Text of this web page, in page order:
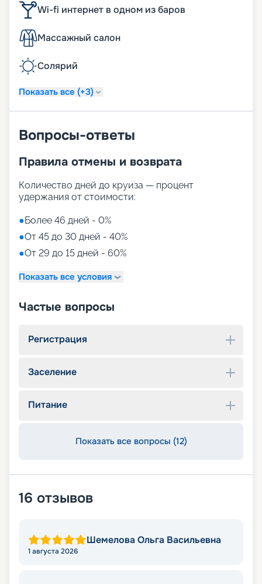
Wi-fi интернет в одном из баров
Массажный салон
Солярий
Показать все (+3)
Вопросы-ответы
Правила отмены и возврата
Количество дней до круиза — процент
удержания от стоимости:
●Более 46 дней - 0%
●От 45 до 30 дней - 40%
●От 29 до 15 дней - 60%
Показать все условия
Частые вопросы
Регистрация
Заселение
Питание
Показать все вопросы (12)
16 отзывов
Шемелова Ольга Васильевна
1 августа 2026